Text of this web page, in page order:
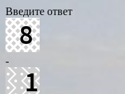
Введите ответ
-